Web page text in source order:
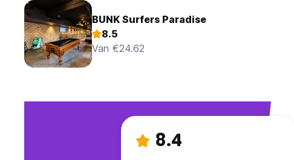
BUNK Surfers Paradise
8.5
Van €24.62
8.4